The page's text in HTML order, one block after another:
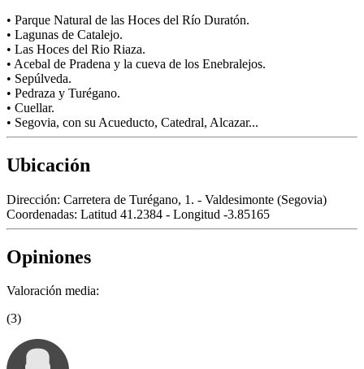
• Parque Natural de las Hoces del Río Duratón.
• Lagunas de Catalejo.
• Las Hoces del Rio Riaza.
• Acebal de Pradena y la cueva de los Enebralejos.
• Sepúlveda.
• Pedraza y Turégano.
• Cuellar.
• Segovia, con su Acueducto, Catedral, Alcazar...
Ubicación
Dirección: Carretera de Turégano, 1. - Valdesimonte (Segovia)
Coordenadas: Latitud 41.2384 - Longitud -3.85165
Opiniones
Valoración media:
(3)